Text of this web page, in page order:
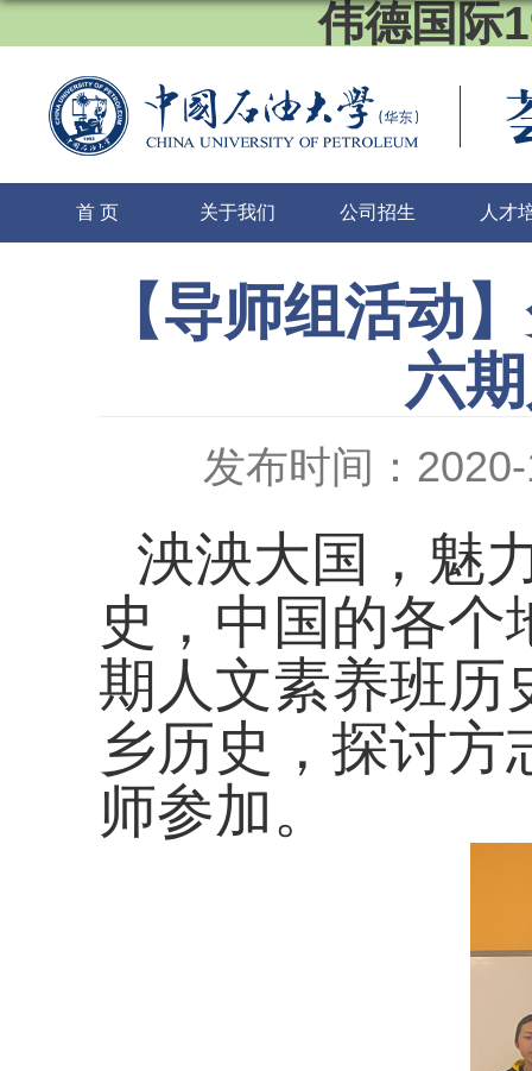
伟德国际
首 页 关于我们 公司招生 人才
【导师组活动
六
发布时间：
泱泱大国，魅
史，中国的各
期 人文素养班历
乡历史，探讨方
师参加。